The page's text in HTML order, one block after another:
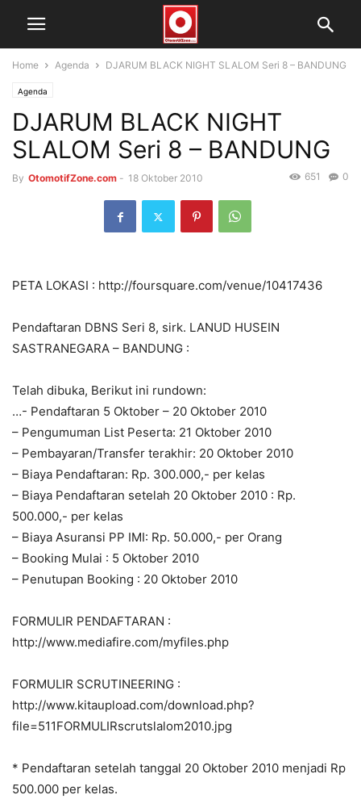
Home Agenda DJARUM BLACK NIGHT SLALOM Seri 8 – BANDUNG
Agenda
DJARUM BLACK NIGHT
SLALOM Seri 8 – BANDUNG
By OtomotifZone.com - 18 Oktober 2010 0
651
PETA LOKASI : http://foursquare.com/venue/10417436
Pendaftaran DBNS Seri 8, sirk. LANUD HUSEIN
SASTRANEGARA – BANDUNG :
Telah dibuka, Berikut ini rundown:
…- Pendaftaran 5 Oktober – 20 Oktober 2010
– Pengumuman List Peserta: 21 Oktober 2010
– Pembayaran/Transfer terakhir: 20 Oktober 2010
– Biaya Pendaftaran: Rp. 300.000,- per kelas
– Biaya Pendaftaran setelah 20 Oktober 2010 : Rp.
500.000,- per kelas
– Biaya Asuransi PP IMI: Rp. 50.000,- per Orang
– Booking Mulai : 5 Oktober 2010
– Penutupan Booking : 20 Oktober 2010
FORMULIR PENDAFTARAN :
http://www.mediafire.com/myfiles.php
FORMULIR SCRUTINEERING :
http://www.kitaupload.com/download.php?
file=511FORMULIRscrutslalom2010.jpg
* Pendaftaran setelah tanggal 20 Oktober 2010 menjadi Rp
500.000 per kelas.